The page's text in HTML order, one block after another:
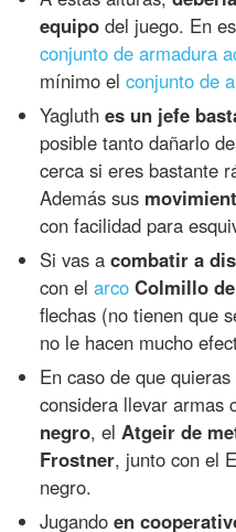
equipo del juego. En
conjunto de armadura
mínimo elconjunto de
Yagluthes un jefe
posible tanto dañarlo
cerca si eres bastante
Además sus
con facilidad para
Si vas acombatir a
con elarco Colmillo
flechas (no tienen que
no le hacen mucho
En caso de que quieras
considera llevar armas
negro, elAtgeir de
Frostner, junto con el
negro.
Jugandoen